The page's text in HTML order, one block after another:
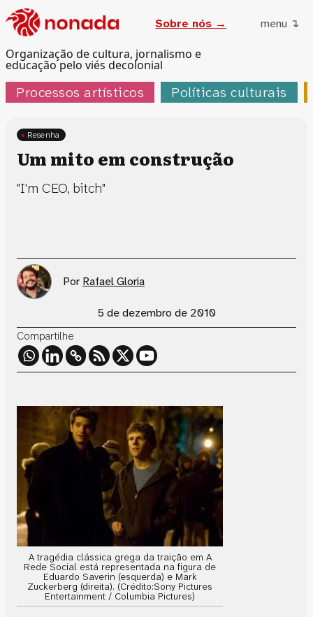
Organização de cultura, jornalismo e
educação pelo viés decolonial
Sobre nós → menu ↴
Processos artísticos Políticas culturais
Resenha
Um mito em construção
"I'm CEO, bitch"
Por Rafael Gloria
5 de dezembro de 2010
Compartilhe
A tragédia clássica grega da traição em A
Rede Social está representada na figura de
Eduardo Saverin (esquerda) e Mark
Zuckerberg (direita). (Crédito:Sony Pictures
Entertainment / Columbia Pictures)